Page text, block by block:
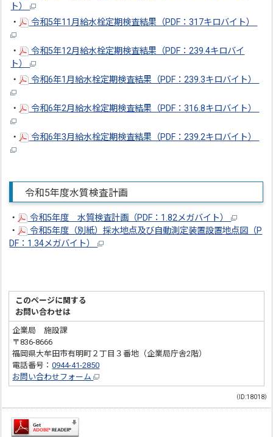
ト）
・
令和5年11月給水栓定期検査結果（PDF：317キロバイト）
・
令和5年12月給水栓定期検査結果（PDF：239.4キロバイ
ト）
・
令和6年1月給水栓定期検査結果（PDF：239.3キロバイト）
・ 令和6年2月給水栓定期検査結果（PDF：316.8キロバイト）
・ 令和6年3月給水栓定期検査結果（PDF：239.2キロバイト）
令和5年度水質検査計画
・
令和5年度 水質検査計画（PDF：1.82メガバイト）
・
令和5年度（別紙）採水地点及び自動測定装置設置地点図（P
DF：1.34メガバイト）
このページに関する
お問い合わせは
企業局 施設課
〒836-8666
福岡県大牟田市有明町２丁目３番地（企業局庁舎2階）
電話番号：0944-41-2850
お問い合わせフォーム
（ID:18018）